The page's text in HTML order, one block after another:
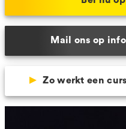
Mail ons op
Zo werkt een